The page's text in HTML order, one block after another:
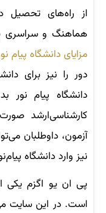
از راه‌های
هماهنگ و سراسری
مزایای دانشگاه پیام
دور را نیز برای
دانشگاه پیام نور
کارشناسی‌ارشد
آزمون، داوطلبان
نیز وارد دانشگاه
پی ان یو اگزم یکی
است. در این سایت